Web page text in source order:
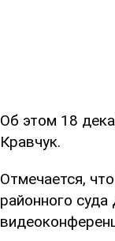
Об этом 18
Кравчук.
Отмечается,
районного